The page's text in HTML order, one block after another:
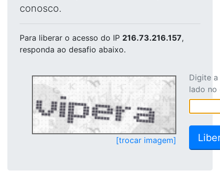
conosco.
Para liberar o acesso do IP 216.73.216.157,
responda ao desafio abaixo.
[trocar imagem]
Digite
lado no